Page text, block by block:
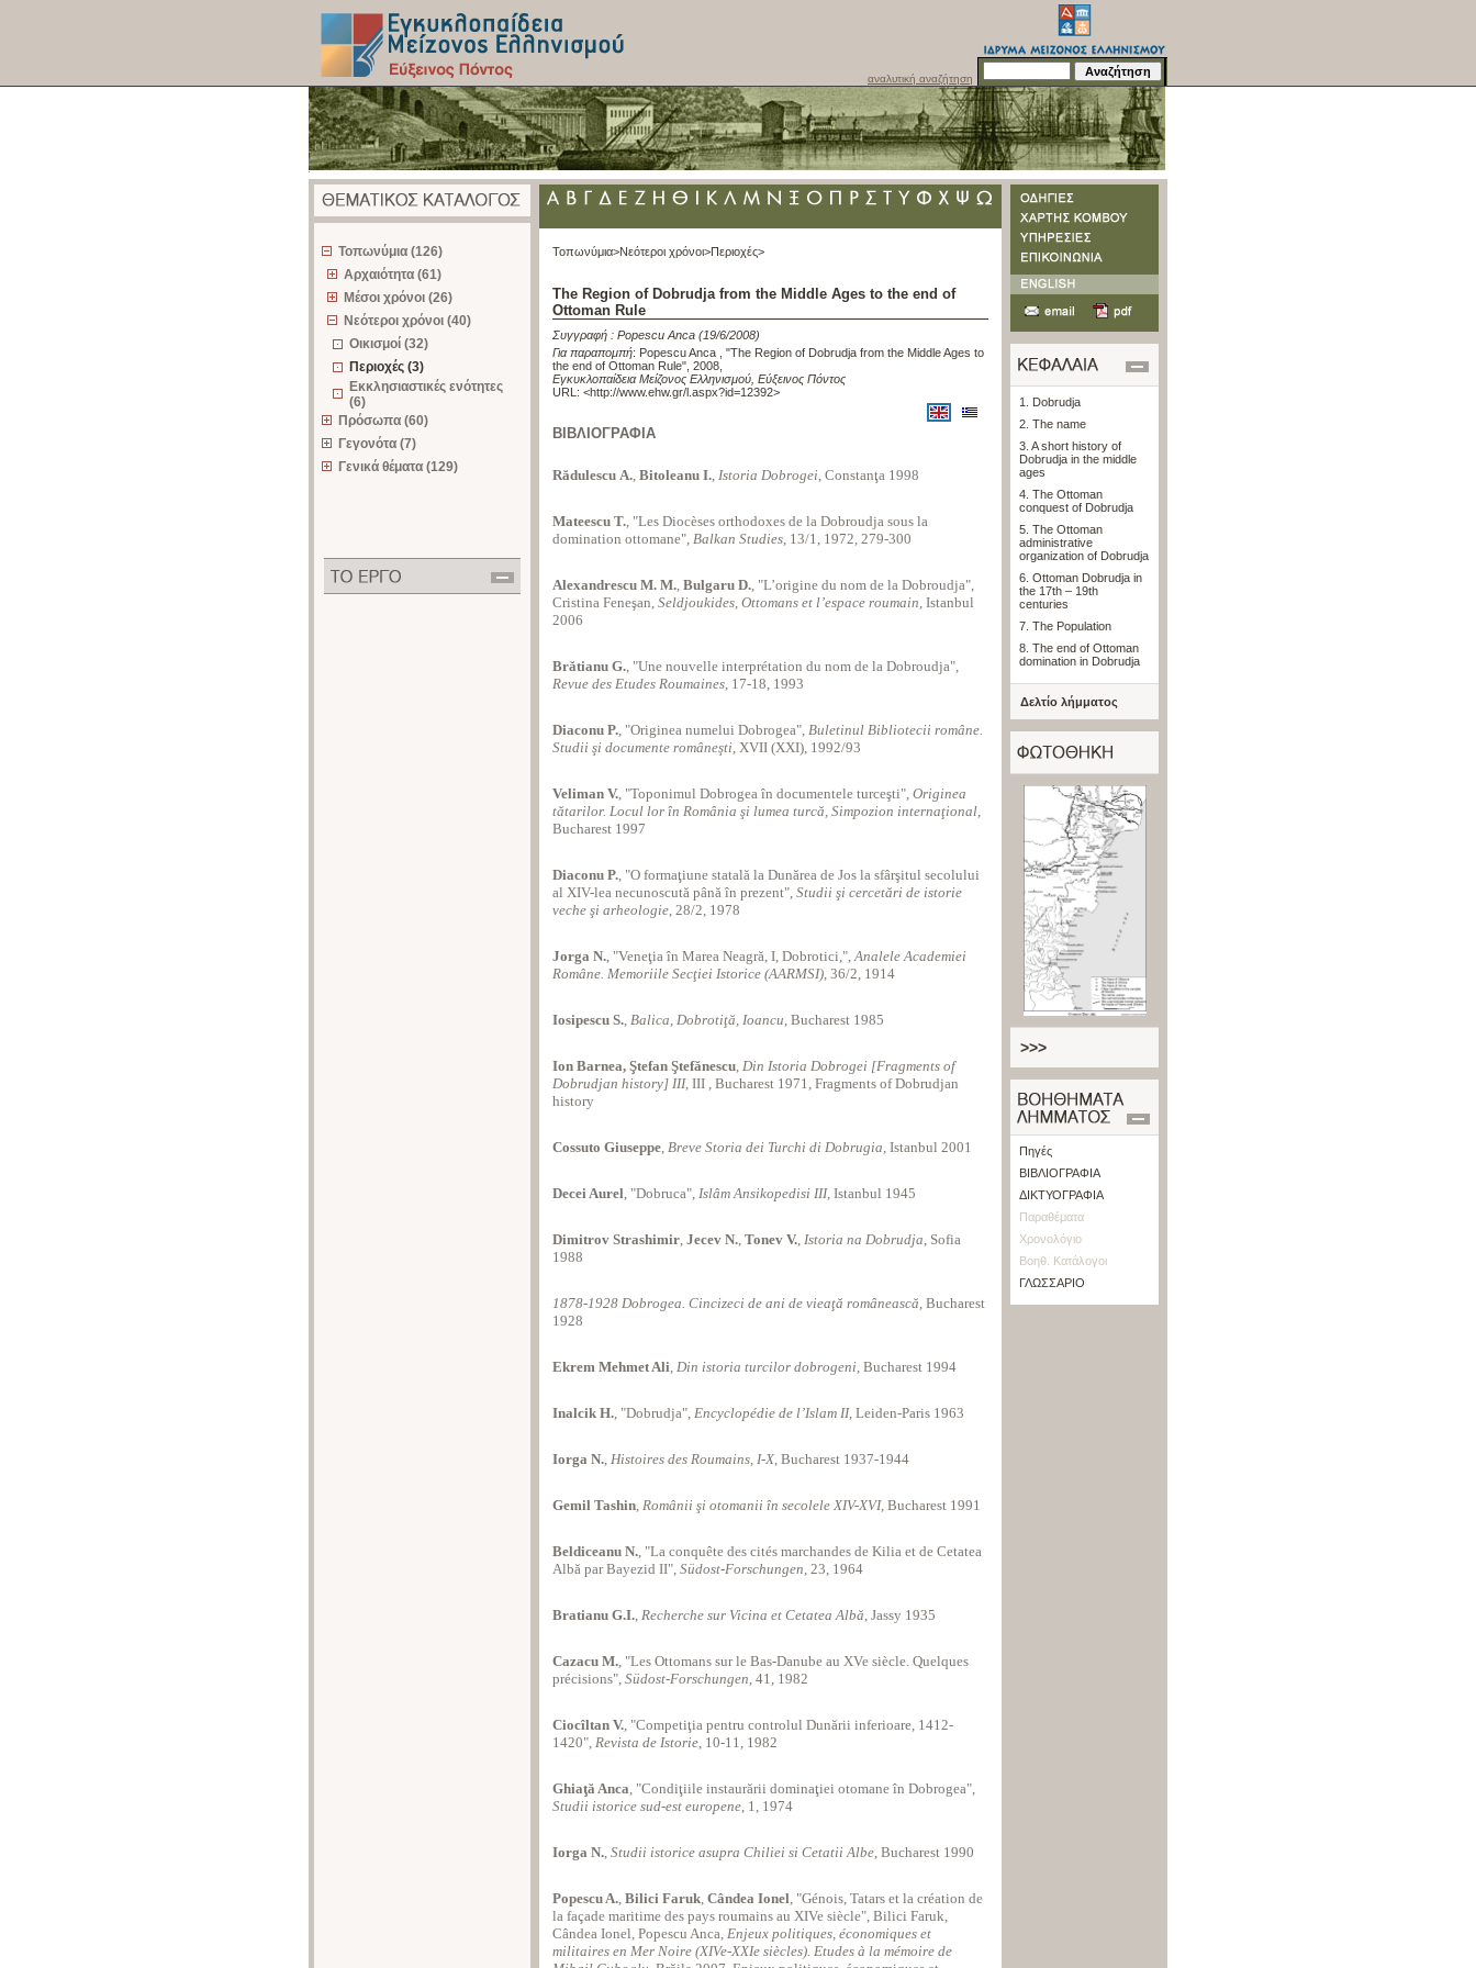
αναλυτική αναζήτηση
Τοπωνύμια (126)
Αρχαιότητα (61)
Μέσοι χρόνοι (26)
Νεότεροι χρόνοι (40)
Οικισμοί (32)
Περιοχές (3)
Εκκλησιαστικές ενότητες
(6)
Πρόσωπα (60)
Γεγονότα (7)
Γενικά θέματα (129)
Τοπωνύμια>Νεότεροι χρόνοι>Περιοχές>
The Region of Dobrudja from the Middle Ages to the end of
Ottoman Rule
Συγγραφή : Popescu Anca (19/6/2008)
Για παραπομπή: Popescu Anca , "The Region of Dobrudja from the Middle Ages to
the end of Ottoman Rule", 2008
Εγκυκλοπαίδεια Μείζονος Ελληνισμού, Εύξεινος Πόντος
URL: <http://www.ehw.gr/l.aspx?id=12392>
ΒΙΒΛΙΟΓΡΑΦΙΑ
Rădulescu Α., Bitoleanu I., Istoria Dobrogei, Constanţa 1998
Mateescu T., "Les Diocèses orthodoxes de la Dobroudja sous la
domination ottomane", Balkan Studies, 13/1, 1972, 279-300
Alexandrescu M. M., Bulgaru D., "L’origine du nom de la Dobroudja",
Cristina Feneşan, Seldjoukides, Ottomans et l’espace roumain, Istanbul
2006
Brătianu G., "Une nouvelle interprétation du nom de la Dobroudja",
Revue des Etudes Roumaines, 17-18, 1993
Diaconu P., "Originea numelui Dobrogea", Buletinul Bibliotecii române.
Studii şi documente româneşti, XVII (XXI), 1992/93
Veliman V., "Toponimul Dobrogea în documentele turceşti", Originea
tătarilor. Locul lor în România şi lumea turcă, Simpozion internaţional,
Bucharest 1997
Diaconu P., "O formaţiune statală la Dunărea de Jos la sfârşitul secolului
al XIV-lea necunoscută până în prezent", Studii şi cercetări de istorie
veche şi arheologie, 28/2, 1978
Jorga N., "Veneţia în Marea Neagră, I, Dobrotici,",Analele Academiei
Române. Memoriile Secţiei Istorice (AARMSI), 36/2, 1914
Iosipescu S., Balica, Dobrotiţă, Ioancu, Bucharest 1985
Ion Barnea, Ştefan Ştefănescu, Din Istoria Dobrogei [Fragments of
Dobrudjan history] III, III , Bucharest 1971, Fragments of Dobrudjan
history
Cossuto Giuseppe, Breve Storia dei Turchi di Dobrugia, Istanbul 2001
Decei Aurel, "Dobruca", Islâm Ansikopedisi III, Istanbul 1945
Dimitrov Strashimir, Jecev N., Tonev V., Istoria na Dobrudja, Sofia
1988
1878-1928 Dobrogea. Cincizeci de ani de vieaţă românească, Bucharest
1928
Ekrem Mehmet Ali, Din istoria turcilor dobrogeni, Bucharest 1994
Inalcik H., "Dobrudja", Encyclopédie de l’Islam ΙΙ, Leiden-Paris 1963
Iorga N., Histoires des Roumains, I-X, Bucharest 1937-1944
Gemil Tashin, Românii şi otomanii în secolele XIV-XVI, Bucharest 1991
Beldiceanu N., "La conquête des cités marchandes de Kilia et de Cetatea
Albă par Bayezid II", Südost-Forschungen, 23, 1964
Bratianu G.I., Recherche sur Vicina et Cetatea Albă, Jassy 1935
Cazacu M., "Les Ottomans sur le Bas-Danube au XVe siècle. Quelques
précisions", Südost-Forschungen, 41, 1982
Ciocîltan V., "Competiţia pentru controlul Dunării inferioare, 1412-
1420", Revista de Istorie, 10-11, 1982
Ghiaţă Anca, "Condiţiile instaurării dominaţiei otomane în Dobrogea",
Studii istorice sud-est europene, 1, 1974
Iorga N., Studii istorice asupra Chiliei si Cetatii Albe, Bucharest 1990
Popescu A., Bilici Faruk, Cândea Ionel, "Génois, Tatars et la création de
la façade maritime des pays roumains au XIVe siècle", Bilici Faruk,
Cândea Ionel, Popescu Anca, Enjeux politiques, économiques et
militaires en Mer Noire (XIVe-XXIe siècles). Etudes à la mémoire de
1. Dobrudja
2. The name
3. A short history of
Dobrudja in the middle
ages
4. The Ottoman
conquest of Dobrudja
5. The Ottoman
administrative
organization of Dobrudja
6. Ottoman Dobrudja in
the 17th – 19th
centuries
7. The Population
8. The end of Ottoman
domination in Dobrudja
Δελτίο λήμματος
>>>
Πηγές
ΒΙΒΛΙΟΓΡΑΦΙΑ
ΔΙΚΤΥΟΓΡΑΦΙΑ
Παραθέματα
Χρονολόγιο
Βοηθ. Κατάλογοι
ΓΛΩΣΣΑΡΙΟ